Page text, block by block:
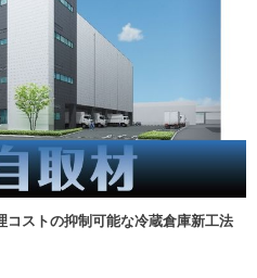
コストの抑制可能な冷蔵倉庫新工法